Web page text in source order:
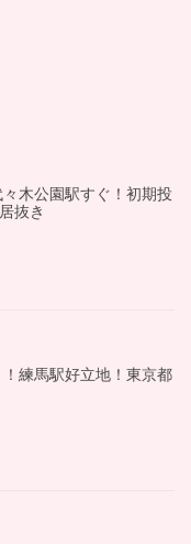
々木公園駅すぐ！初期投
抜き
！練馬駅好立地！東京都